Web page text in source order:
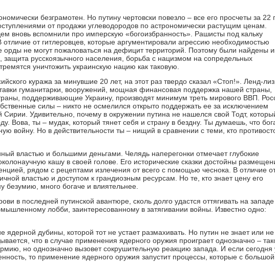
безграмотен. Но путину чертовски повезло – все его просчеты за 22
от продажи углеводородов по астрономически растущим ценам.
вновь вспомнили про имперскую «богоизбранность». Рашисты под кальку
от гитлеровцев, которые аргументировали агрессию необходимостью
орды не могут пожаловаться на дефицит территорий. Поэтому были найдены
защита русскоязычного населения, борьба с нацизмом на сопредельных
уничтожить украинскую нацию как таковую.
куража за минувшие 20 лет, на этот раз твердо сказал «Стоп!». Ленд-лиз,
гуманитарки, вооружений, мощная финансовая поддержка нашей страны,
поддерживающие Украину, производят минимум треть мирового ВВП.
силы – никто не осмелился открыто поддержать ее за исключением
Удивительно, почему в окружении путина не нашелся свой Тодт,
Вова, ты – мудак, который тянет себя и страну в бездну. Ты думаешь, что
войну. Но в действительности ты – нищий в сравнении с теми, кто
властью и большими деньгами. Челядь наперегонки отмечает глубокие
кашу в своей голове. Его исторические сказки достойны
рядом с рецептами излечения от всего с помощью чеснока. В отличие
властью и доступом к грандиозным ресурсам. Но те, кто знает цену его
безумию, много богаче и влиятельнее.
в последней путинской авантюре, сколь долго удастся оттягивать на
лобби, заинтересованному в затягивании войны. Известно одно:
ядерной дубины, которой тот не устает размахивать. Но путин не знает или не
что в случае применения ядерного оружия проиграет однозначно –
но однозначно вызовет сокрушительную реакцию запада. И если сегодня
то применение ядерного оружия запустит процессы, которые с большой